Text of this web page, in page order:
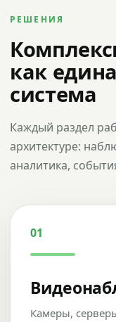
РЕШЕНИЯ
как
система
Каждый раздел
архитектуре:
аналитика,
01
Камеры,